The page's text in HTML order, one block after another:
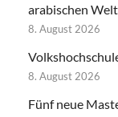
arabischen
8. August 2026
8. August 2026
Fünf neue